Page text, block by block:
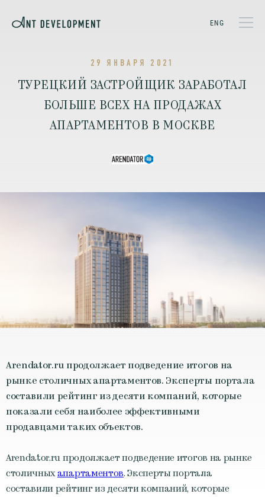
ENG
29 ЯНВАРЯ 2021
ТУРЕЦКИЙ ЗАСТРОЙЩИК ЗАРАБОТАЛ
БОЛЬШЕ ВСЕХ НА ПРОДАЖАХ
АПАРТАМЕНТОВ В МОСКВЕ
Arendator.ru продолжает подведение итогов на
рынке столичных апартаментов. Эксперты портала
составили рейтинг из десяти компаний, которые
показали себя наиболее эффективными
продавцами таких объектов.
Arendator.ru продолжает подведение итогов на рынке
столичныхапартаментов. Эксперты портала
составили рейтинг из десяти компаний, которые